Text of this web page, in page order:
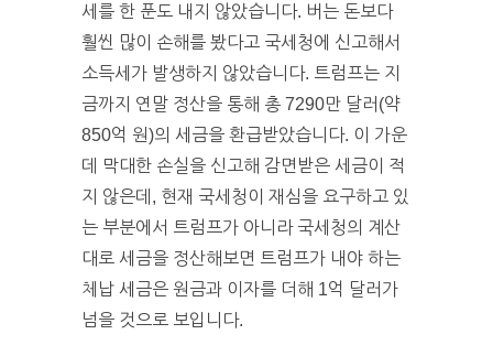
세를 한 푼도 내지 않았습니다. 버는 돈보다
훨씬 많이 손해를 봤다고 국세청에 신고해서
소득세가 발생하지 않았습니다. 트럼프는 지
금까지 연말 정산을 통해 총 7290만 달러(약
850억 원)의 세금을 환급받았습니다. 이 가운
데 막대한 손실을 신고해 감면받은 세금이 적
지 않은데, 현재 국세청이 재심을 요구하고 있
는 부분에서 트럼프가 아니라 국세청의 계산
대로 세금을 정산해보면 트럼프가 내야 하는
체납 세금은 원금과 이자를 더해 1억 달러가
넘을 것으로 보입니다.